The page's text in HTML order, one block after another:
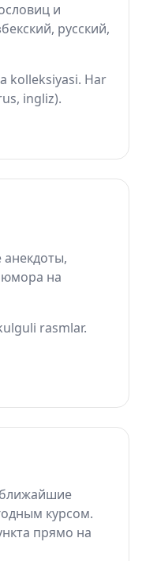
и
русский,
kolleksiyasi. Har
ingliz).
на
rasmlar.
курсом.
прямо на